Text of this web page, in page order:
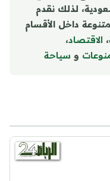
لذلك نقدم
داخل الأقسام
، الاقتصاد،
ات و سياحة